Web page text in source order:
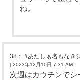
ね。
38 ：#あたしぁ名もなき
[ 2023年12月10日 7:31 AM ]
次週はカウチンでシ